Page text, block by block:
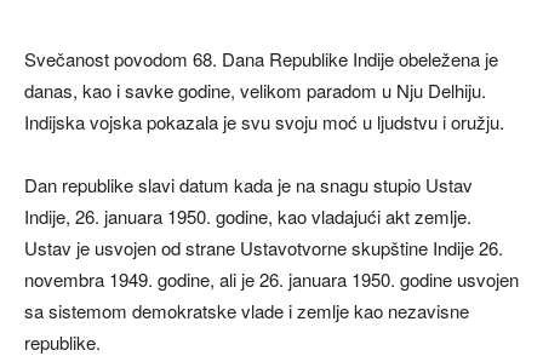
Svečanost povodom 68. Dana Republike Indije obeležena je
danas, kao i savke godine, velikom paradom u Nju Delhiju.
Indijska vojska pokazala je svu svoju moć u ljudstvu i oružju.
Dan republike slavi datum kada je na snagu stupio Ustav
Indije, 26. januara 1950. godine, kao vladajući akt zemlje.
Ustav je usvojen od strane Ustavotvorne skupštine Indije 26.
novembra 1949. godine, ali je 26. januara 1950. godine usvojen
sa sistemom demokratske vlade i zemlje kao nezavisne
republike.